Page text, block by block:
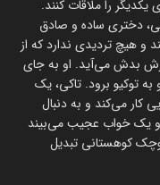
را ملاقات کنند.
دختری ساده و صادق
هیچ تردیدی ندارد که از
بدش می‌آید. او به جای
به توکیو برود. تاکی، یک
کار می‌کند و به دنبال
یک خواب عجیب می‌بیند
کوهستانی تبدیل